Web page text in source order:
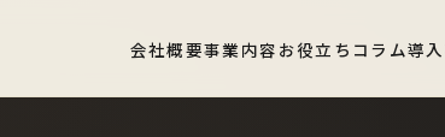
会社概要事業内容 お役立ちコラム導